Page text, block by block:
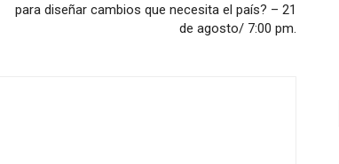
para diseñar cambios que necesita el país? – 21
de agosto/ 7:00 pm.